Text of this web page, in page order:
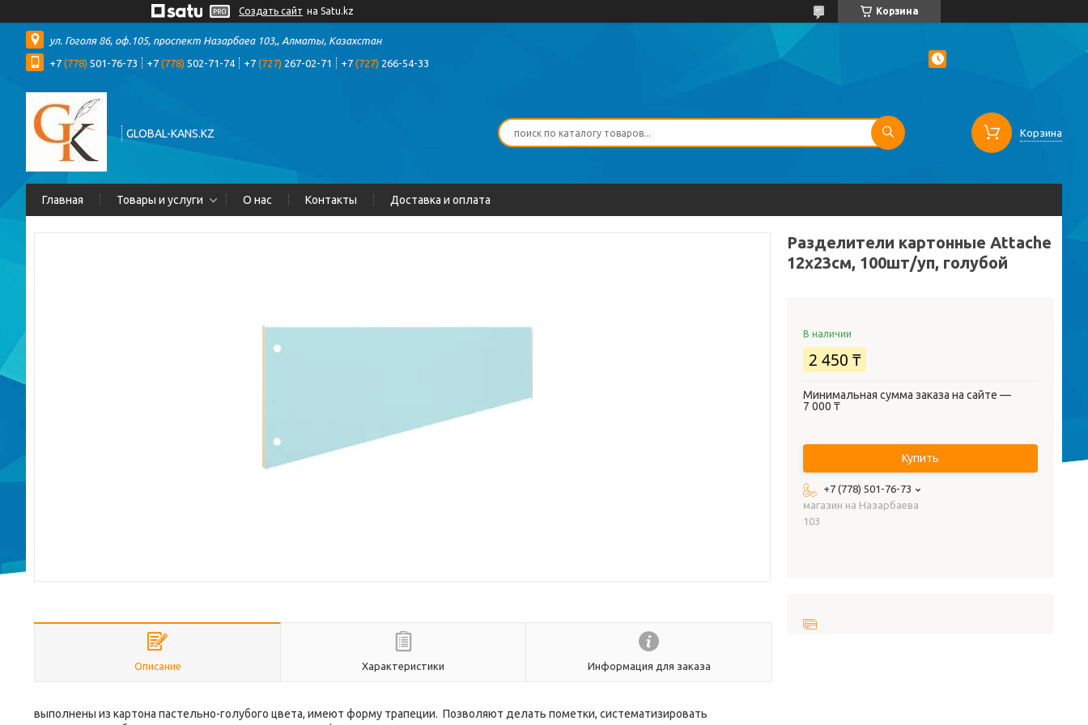
Создать сайт на Satu.kz Корзина
ул. Гоголя 86, оф.105, проспект Назарбаеа 103,, Алматы, Казахстан
+7 (778) 501-76-73 +7 (778) 502-71-74 +7 (727) 267-02-71 +7 (727) 266-54-33
GLOBAL-KANS.KZ Корзина
Главная Товары и услуги О нас Контакты Доставка и оплата
Описание Характеристики Информация для заказа
выполнены из картона пастельно-голубого цвета, имеют форму трапеции. Позволяют делать пометки, систематизировать
Разделители картонные Attache
12х23см, 100шт/уп, голубой
В наличии
2 450 ₸
Минимальная сумма заказа на сайте —
7 000 ₸
Купить
+7 (778) 501-76-73
магазин на Назарбаева
103